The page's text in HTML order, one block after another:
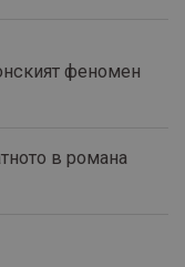
феномен
в романа